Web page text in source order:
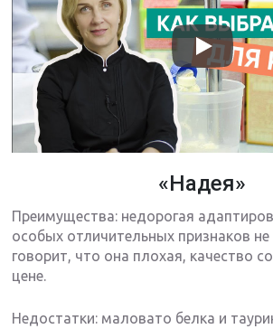
«Надея»
Преимущества: недорогая
особых отличительных признаков
говорит, что она плохая, качество
цене.
Недостатки: маловато белка и